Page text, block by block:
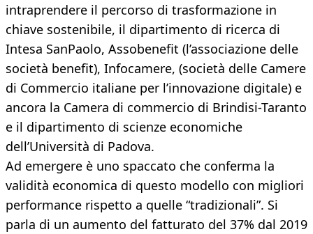
intraprendere il percorso di trasformazione in
chiave sostenibile, il dipartimento di ricerca di
Intesa SanPaolo, Assobenefit (l’associazione delle
società benefit), Infocamere, (società delle Camere
di Commercio italiane per l’innovazione digitale) e
ancora la Camera di commercio di Brindisi-Taranto
e il dipartimento di scienze economiche
dell’Università di Padova.
Ad emergere è uno spaccato che conferma la
validità economica di questo modello con migliori
performance rispetto a quelle “tradizionali”. Si
parla di un aumento del fatturato del 37% dal 2019